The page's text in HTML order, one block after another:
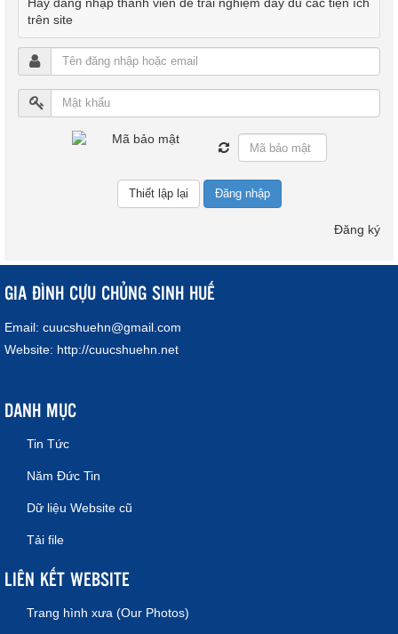
trên site
Đăng nhập
Đăng ký
GIA ĐÌNH CỰU CHỦNG SINH HUẾ
Email: cuucshuehn@gmail.com
Website: http://cuucshuehn.net
DANH MỤC
Tin Tức
Năm Đức Tin
Dữ liệu Website cũ
Tải file
LIÊN KẾT WEBSITE
Trang hình xưa (Our Photos)